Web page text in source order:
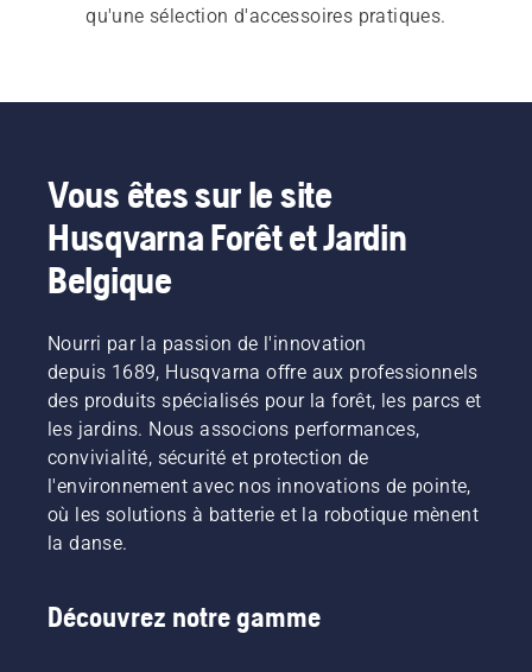
qu'une sélection d'accessoires pratiques.
Vous êtes sur le site
Husqvarna Forêt et Jardin
Belgique
Nourri par la passion de l'innovation
depuis 1689, Husqvarna offre aux professionnels
des produits spécialisés pour la forêt, les parcs et
les jardins. Nous associons performances,
convivialité, sécurité et protection de
l'environnement avec nos innovations de pointe,
où les solutions à batterie et la robotique mènent
la danse.
Découvrez notre gamme